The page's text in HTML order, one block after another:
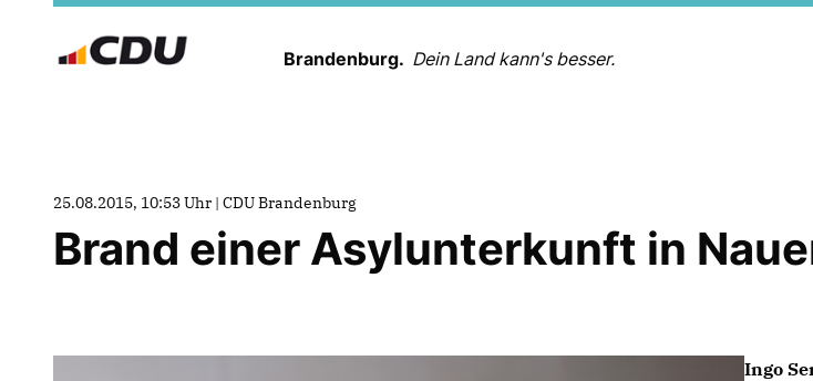
Brandenburg. Dein Land kann's besser.
25.08.2015, 10:53 Uhr | CDU Brandenburg
Brand einer Asylunterkunft in
Ingo